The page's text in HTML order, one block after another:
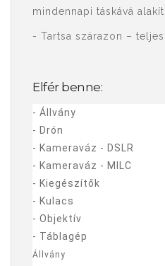
mindennapi táskává
- Tartsa szárazon –
Elfér benne:
- Állvány
- Drón
- Kameraváz - DSLR
- Kameraváz - MILC
- Kiegészítők
- Kulacs
- Objektív
- Táblagép
Állvány